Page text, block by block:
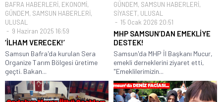
BAFRA HABERLERİ, EKONOMİ,
GÜNDEM, SAMSUN HABERLERİ,
ULUSAL
9 Haziran 2025 16:59
‘İLHAM VERECEK!’
Samsun Bafra'da kurulan Sera
Organize Tarım Bölgesi üretime
geçti. Bakan...
GÜNDEM, SAMSUN HABERLERİ,
SİYASET, ULUSAL
15 Ocak 2026 20:51
MHP SAMSUN’DAN EMEKLİYE
DESTEK!
Samsun'da MHP İl Başkanı Mucur,
emekli derneklerini ziyaret etti,
"Emeklilerimizin...